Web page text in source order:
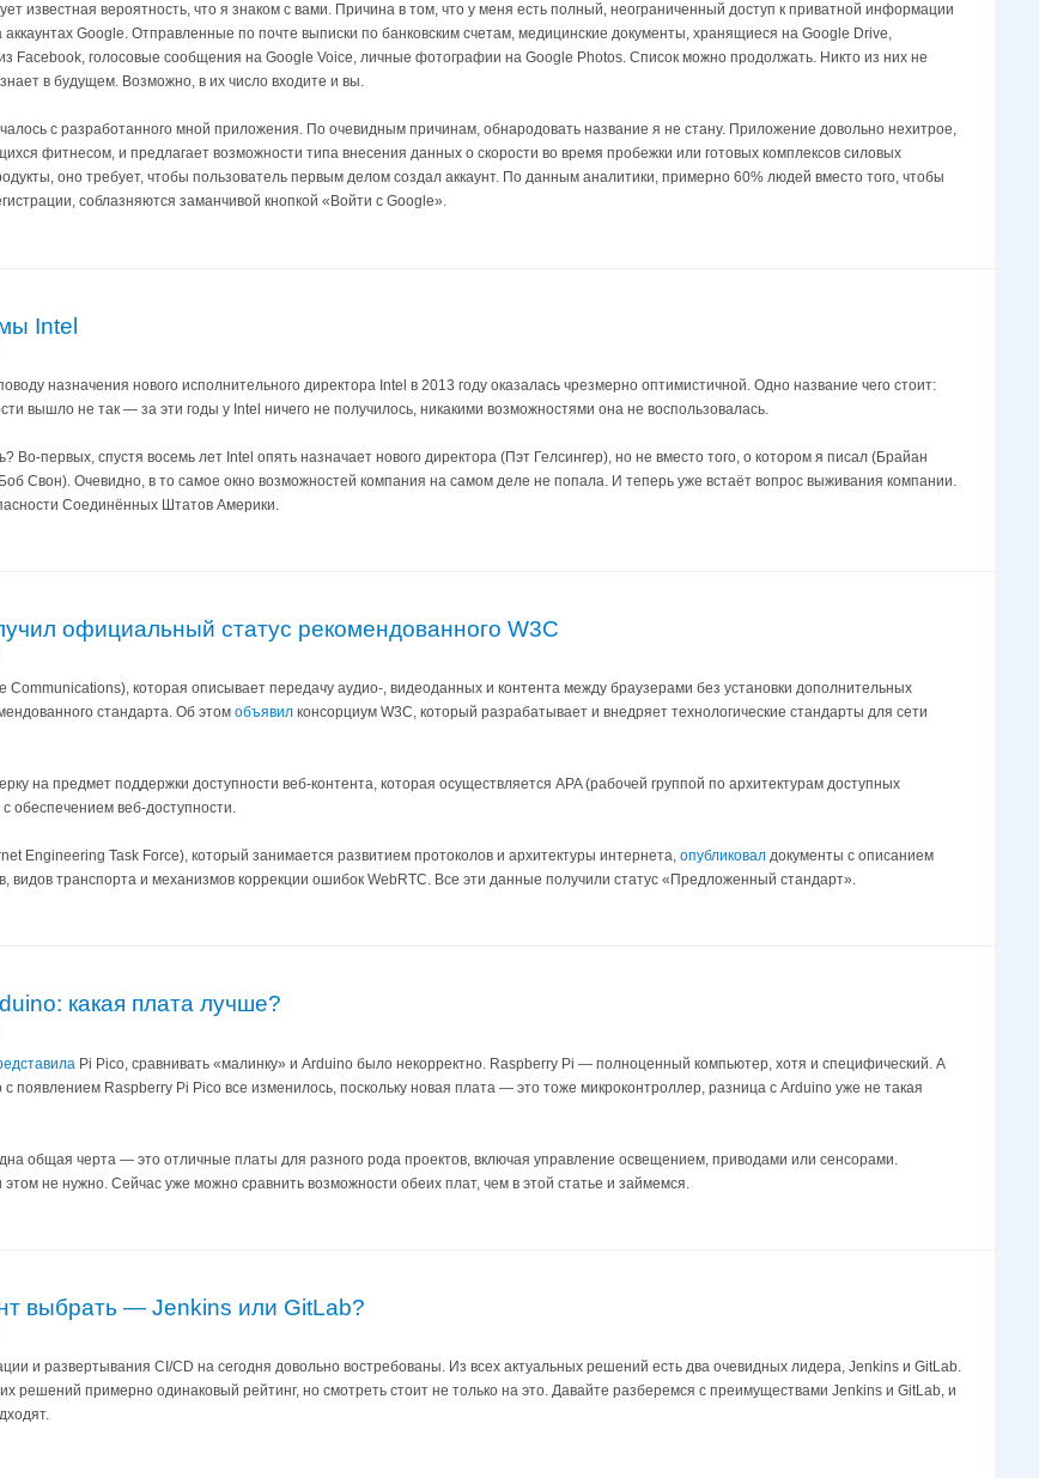
известная вероятность, что я знаком с вами. Причина в том, что у меня есть полный, неограниченный доступ к приватной информации
Google. Отправленные по почте выписки по банковским счетам, медицинские документы, хранящиеся на Google Drive,
Facebook, голосовые сообщения на Google Voice, личные фотографии на Google Photos. Список можно продолжать. Никто из них не
в будущем. Возможно, в их число входите и вы.
с разработанного мной приложения. По очевидным причинам, обнародовать название я не стану. Приложение довольно нехитрое,
фитнесом, и предлагает возможности типа внесения данных о скорости во время пробежки или готовых комплексов силовых
оно требует, чтобы пользователь первым делом создал аккаунт. По данным аналитики, примерно 60% людей вместо того, чтобы
соблазняются заманчивой кнопкой «Войти с Google».
Intel
назначения нового исполнительного директора Intel в 2013 году оказалась чрезмерно оптимистичной. Одно название чего стоит:
вышло не так — за эти годы у Intel ничего не получилось, никакими возможностями она не воспользовалась.
Во-первых, спустя восемь лет Intel опять назначает нового директора (Пэт Гелсингер), но не вместо того, о котором я писал (Брайан
Свон). Очевидно, в то самое окно возможностей компания на самом деле не попала. И теперь уже встаёт вопрос выживания компании.
Соединённых Штатов Америки.
официальный статус рекомендованного W3C
Communications), которая описывает передачу аудио-, видеоданных и контента между браузерами без установки дополнительных
стандарта. Об этом объявил консорциум W3C, который разрабатывает и внедряет технологические стандарты для сети
на предмет поддержки доступности веб-контента, которая осуществляется APA (рабочей группой по архитектурам доступных
обеспечением веб-доступности.
Engineering Task Force), который занимается развитием протоколов и архитектуры интернета, опубликовал документы с описанием
видов транспорта и механизмов коррекции ошибок WebRTC. Все эти данные получили статус «Предложенный стандарт».
какая плата лучше?
Pi Pico, сравнивать «малинку» и Arduino было некорректно. Raspberry Pi — полноценный компьютер, хотя и специфический. А
появлением Raspberry Pi Pico все изменилось, поскольку новая плата — это тоже микроконтроллер, разница с Arduino уже не такая
общая черта — это отличные платы для разного рода проектов, включая управление освещением, приводами или сенсорами.
не нужно. Сейчас уже можно сравнить возможности обеих плат, чем в этой статье и займемся.
выбрать — Jenkins или GitLab?
и развертывания CI/CD на сегодня довольно востребованы. Из всех актуальных решений есть два очевидных лидера, Jenkins и GitLab.
решений примерно одинаковый рейтинг, но смотреть стоит не только на это. Давайте разберемся с преимуществами Jenkins и GitLab, и